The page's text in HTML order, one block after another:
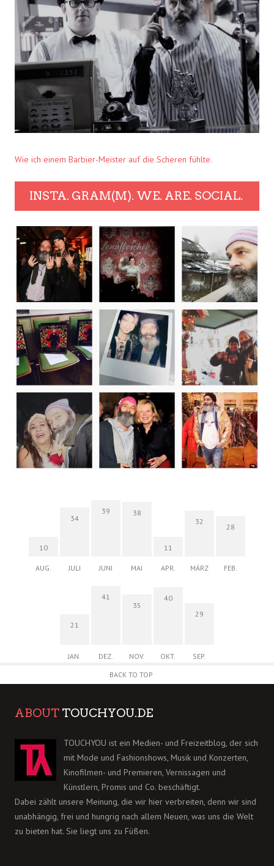
Wie ich einem Barbier-Meister auf die Scheren fühlte.
INSTA. GRAM(M). WE. ARE. SOCIAL.
10
AUG.
34
JULI
39
JUNI
38
MAI
11
APR.
32
MÄRZ
28
FEB.
21
JAN.
41
DEZ.
35
NOV.
40
OKT.
29
SEP.
BACK TO TOP
ABOUT TOUCHYOU.DE
TOUCHYOU ist ein Medien- und Freizeitblog, der sich
mit Mode und Fashionshows, Musik und Konzerten,
Kinofilmen- und Premieren, Vernissagen und
Künstlern, Promis und Co. beschäftigt.
Dabei zählt unsere Meinung, die wir hier verbreiten, denn wir sind
unabhängig, frei und hungrig nach allem Neuen, was uns die Welt
zu bieten hat. Sie liegt uns zu Füßen.